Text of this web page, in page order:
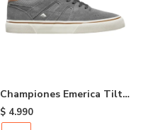
Championes Emerica Tilt
G6 Vulc Skateborard Shoes
- Grey
$ 4.990